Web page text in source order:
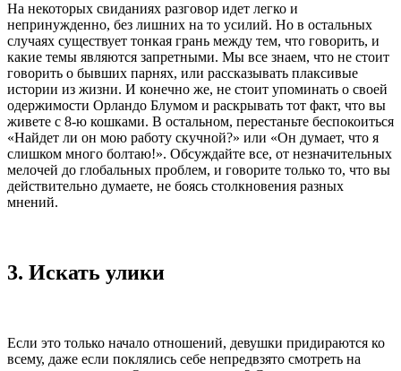
На некоторых свиданиях разговор идет легко и
непринужденно, без лишних на то усилий. Но в остальных
случаях существует тонкая грань между тем, что говорить, и
какие темы являются запретными. Мы все знаем, что не стоит
говорить о бывших парнях, или рассказывать плаксивые
истории из жизни. И конечно же, не стоит упоминать о своей
одержимости Орландо Блумом и раскрывать тот факт, что вы
живете с 8-ю кошками. В остальном, перестаньте беспокоиться
«Найдет ли он мою работу скучной?» или «Он думает, что я
слишком много болтаю!». Обсуждайте все, от незначительных
мелочей до глобальных проблем, и говорите только то, что вы
действительно думаете, не боясь столкновения разных
мнений.
3. Искать улики
Если это только начало отношений, девушки придираются ко
всему, даже если поклялись себе непредвзято смотреть на